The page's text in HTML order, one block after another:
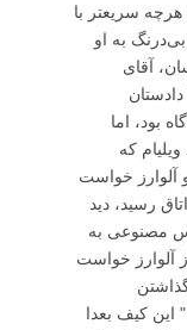
هرچه سریعتر با
به او
آقای
بود، اما
که
آلوارز خواست
رسید، دید
مصنوعی به
خواست
کیف بعدا